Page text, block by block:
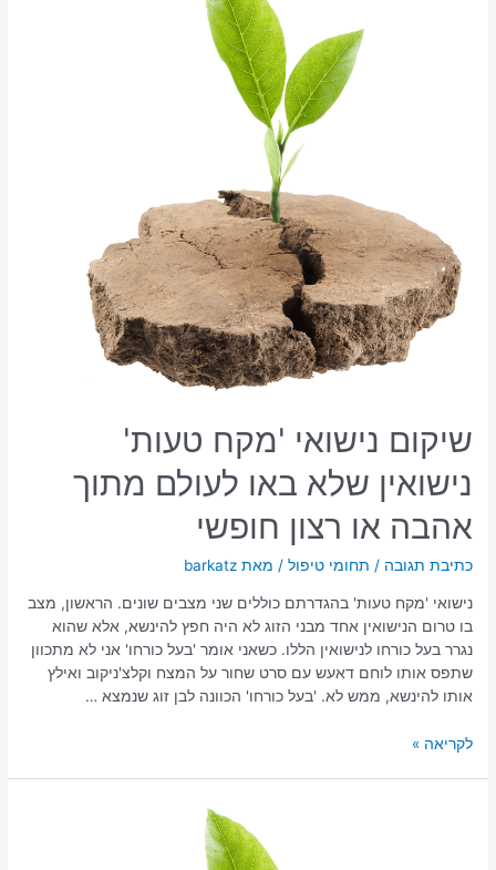
שיקום נישואי 'מקח טעות'
נישואין שלא באו לעולם מתוך
אהבה או רצון חופשי
כתיבת תגובה / תחומי טיפול / מאתbarkatz
נישואי 'מקח טעות' בהגדרתם כוללים שני מצבים שונים. הראשון, מצב
בו טרום הנישואין אחד מבני הזוג לא היה חפץ להינשא, אלא שהוא
נגרר בעל כורחו לנישואין הללו. כשאני אומר 'בעל כורחו' אני לא מתכוון
שתפס אותו לוחם דאעש עם סרט שחור על המצח וקלצ'ניקוב ואילץ
אותו להינשא, ממש לא. 'בעל כורחו' הכוונה לבן זוג שנמצא …
לקריאה »